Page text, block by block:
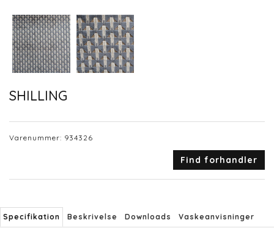
SHILLING
Varenummer: 934326
Find forhandler
Specifikation Beskrivelse Downloads Vaskeanvisninger